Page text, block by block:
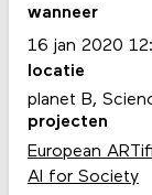
wanneer
16 jan 2020
locatie
planet B,
projecten
European
AI for Society